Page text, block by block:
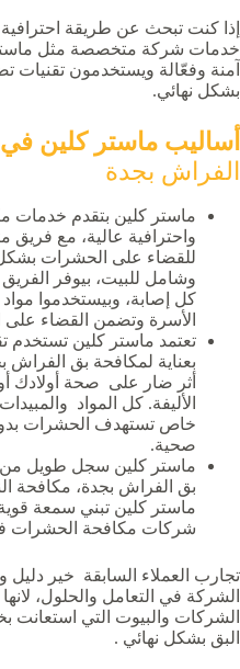
إذا كنت تبحث عن طريقة
خدمات شركة متخصصة مثل ماستر
آمنة وفعّالة ويستخدمون
بشكل نهائي.
أساليب ماستر كلين
الفراش بجدة
ماستر كلين بتقدم خدمات
واحترافية عالية، مع
للقضاء على الحشرات
وشامل للبيت، بيوفر
كل إصابة، وبيستخدموا
الأسرة وتضمن القضاء على
تعتمد ماستر كلين تستخدم
بعناية لمكافحة بق
أثر ضار على صحة أولادك أو
الأليفة. كل المواد
خاص تستهدف الحشرات
صحية.
ماستر كلين سجل طويل من
بق الفراش بجدة، مكافحة
ماستر كلين تبني سمعة
شركات مكافحة الحشرات
تجارب العملاء السابقة خير
الشركة في التعامل والحلول،
الشركات والبيوت التي استعانت
البق بشكل نهائي .